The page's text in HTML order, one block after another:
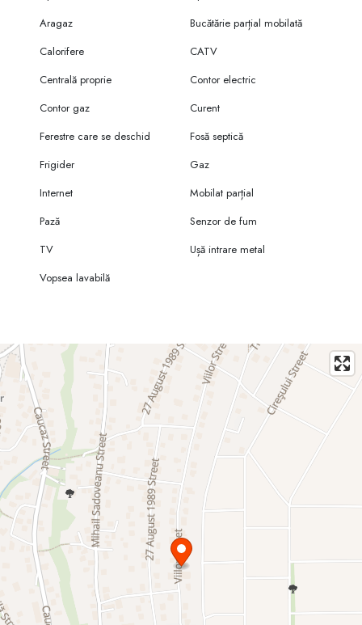
Aragaz
Bucătărie parțial mobilată
Calorifere
CATV
Centrală proprie
Contor electric
Contor gaz
Curent
Ferestre care se deschid
Fosă septică
Frigider
Gaz
Internet
Mobilat parțial
Pază
Senzor de fum
TV
Ușă intrare metal
Vopsea lavabilă